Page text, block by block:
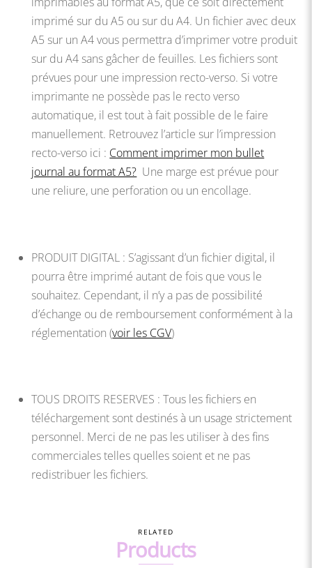
imprimé sur du A5 ou sur du A4. Un fichier avec deux
A5 sur un A4 vous permettra d’imprimer votre produit
sur du A4 sans gâcher de feuilles. Les fichiers sont
prévues pour une impression recto-verso. Si votre
imprimante ne possède pas le recto verso
automatique, il est tout à fait possible de le faire
manuellement. Retrouvez l’article sur l’impression
recto-verso ici : Comment imprimer mon bullet
journal au format A5? Une marge est prévue pour
une reliure, une perforation ou un encollage.
PRODUIT DIGITAL : S’agissant d’un fichier digital, il
pourra être imprimé autant de fois que vous le
souhaitez. Cependant, il n’y a pas de possibilité
d’échange ou de remboursement conformément à la
réglementation (voir les CGV)
TOUS DROITS RESERVES : Tous les fichiers en
téléchargement sont destinés à un usage strictement
personnel. Merci de ne pas les utiliser à des fins
commerciales telles quelles soient et ne pas
redistribuer les fichiers.
RELATED
Products